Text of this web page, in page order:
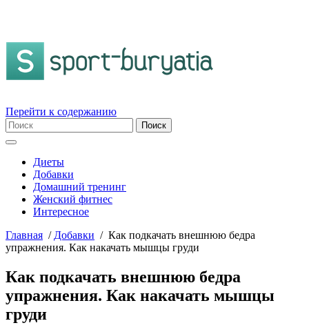
Перейти к содержанию
Диеты
Добавки
Домашний тренинг
Женский фитнес
Интересное
Главная / Добавки / Как подкачать внешнюю бедра
упражнения. Как накачать мышцы груди
Как подкачать внешнюю бедра
упражнения. Как накачать мышцы
груди